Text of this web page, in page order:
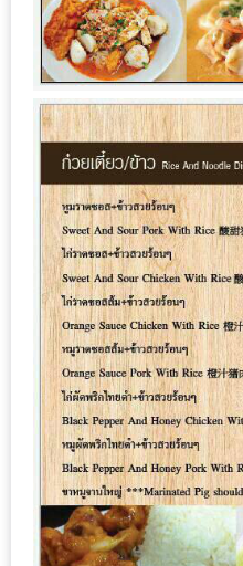
POLICY
OKTOBERFEST
ครั้ง
ที่
2
เทศกาล
เบียร์
ที่
ใหญ่
ที่สุด
ใน
โลก
กับ
โรง
แรม
ฮอ
ลิ